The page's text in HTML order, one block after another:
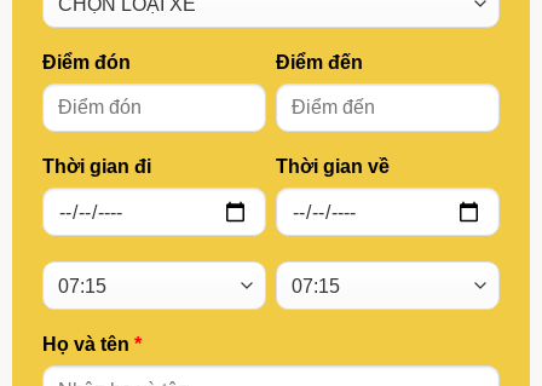
Điểm đón
Thời gian đi
Điểm đến
Thời gian về
Họ và tên *